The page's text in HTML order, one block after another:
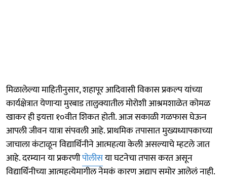
मिळालेल्या माहितीनुसार, शहापूर आदिवासी विकास प्रकल्प यांच्या
कार्यक्षेत्रात येणाऱ्या मुरबाड तालुक्यातील मोरोशी आश्रमशाळेत कोमळ
खाकर ही इयत्ता १०वीत शिकत होती. आज सकाळी गळफास घेऊन
आपली जीवन यात्रा संपवली आहे. प्राथमिक तपासात मुख्यध्यापकाच्या
जाचाला कंटाळून विद्यार्थिनीने आत्महत्या केली असल्याचे म्हटले जात
आहे. दरम्यान या प्रकरणीपोलीसया घटनेचा तपास करत असून
विद्यार्थिनीच्या आत्महत्येमागील नेमकं कारण अद्याप समोर आलेलं नाही.